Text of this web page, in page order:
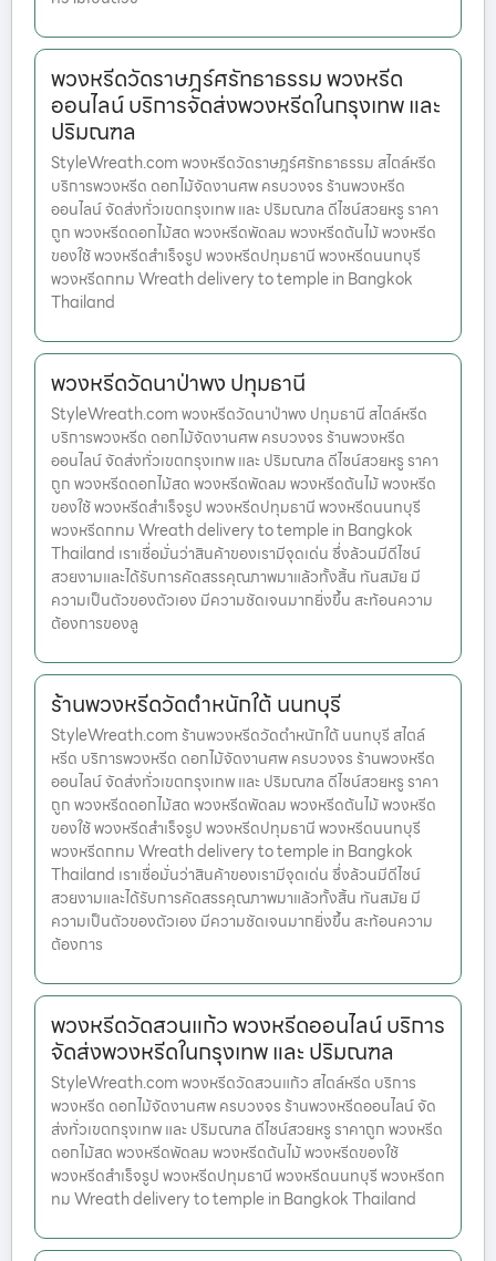
พวงหรีดวัดราษฎร์ศรัทธาธรรม พวงหรีด
ออนไลน์ บริการจัดส่งพวงหรีดในกรุงเทพ และ
ปริมณฑล
StyleWreath.com พวงหรีดวัดราษฎร์ศรัทธาธรรม สไตล์หรีด
บริการพวงหรีด ดอกไม้จัดงานศพ ครบวงจร ร้านพวงหรีด
ออนไลน์ จัดส่งทั่วเขตกรุงเทพ และ ปริมณฑล ดีไซน์สวยหรู ราคา
ถูก พวงหรีดดอกไม้สด พวงหรีดพัดลม พวงหรีดต้นไม้ พวงหรีด
ของใช้ พวงหรีดสำเร็จรูป พวงหรีดปทุมธานี พวงหรีดนนทบุรี
พวงหรีดกทม Wreath delivery to temple in Bangkok
Thailand
พวงหรีดวัดนาป่าพง ปทุมธานี
StyleWreath.com พวงหรีดวัดนาป่าพง ปทุมธานี สไตล์หรีด
บริการพวงหรีด ดอกไม้จัดงานศพ ครบวงจร ร้านพวงหรีด
ออนไลน์ จัดส่งทั่วเขตกรุงเทพ และ ปริมณฑล ดีไซน์สวยหรู ราคา
ถูก พวงหรีดดอกไม้สด พวงหรีดพัดลม พวงหรีดต้นไม้ พวงหรีด
ของใช้ พวงหรีดสำเร็จรูป พวงหรีดปทุมธานี พวงหรีดนนทบุรี
พวงหรีดกทม Wreath delivery to temple in Bangkok
Thailand เราเชื่อมั่นว่าสินค้าของเรามีจุดเด่น ซึ่งล้วนมีดีไซน์
สวยงามและได้รับการคัดสรรคุณภาพมาแล้วทั้งสิ้น ทันสมัย มี
ความเป็นตัวของตัวเอง มีความชัดเจนมากยิ่งขึ้น สะท้อนความ
ต้องการของลู
ร้านพวงหรีดวัดตำหนักใต้ นนทบุรี
StyleWreath.com ร้านพวงหรีดวัดตำหนักใต้ นนทบุรี สไตล์
หรีด บริการพวงหรีด ดอกไม้จัดงานศพ ครบวงจร ร้านพวงหรีด
ออนไลน์ จัดส่งทั่วเขตกรุงเทพ และ ปริมณฑล ดีไซน์สวยหรู ราคา
ถูก พวงหรีดดอกไม้สด พวงหรีดพัดลม พวงหรีดต้นไม้ พวงหรีด
ของใช้ พวงหรีดสำเร็จรูป พวงหรีดปทุมธานี พวงหรีดนนทบุรี
พวงหรีดกทม Wreath delivery to temple in Bangkok
Thailand เราเชื่อมั่นว่าสินค้าของเรามีจุดเด่น ซึ่งล้วนมีดีไซน์
สวยงามและได้รับการคัดสรรคุณภาพมาแล้วทั้งสิ้น ทันสมัย มี
ความเป็นตัวของตัวเอง มีความชัดเจนมากยิ่งขึ้น สะท้อนความ
ต้องการ
พวงหรีดวัดสวนแก้ว พวงหรีดออนไลน์ บริการ
จัดส่งพวงหรีดในกรุงเทพ และ ปริมณฑล
StyleWreath.com พวงหรีดวัดสวนแก้ว สไตล์หรีด บริการ
พวงหรีด ดอกไม้จัดงานศพ ครบวงจร ร้านพวงหรีดออนไลน์ จัด
ส่งทั่วเขตกรุงเทพ และ ปริมณฑล ดีไซน์สวยหรู ราคาถูก พวงหรีด
ดอกไม้สด พวงหรีดพัดลม พวงหรีดต้นไม้ พวงหรีดของใช้
พวงหรีดสำเร็จรูป พวงหรีดปทุมธานี พวงหรีดนนทบุรี พวงหรีดก
ทม Wreath delivery to temple in Bangkok Thailand